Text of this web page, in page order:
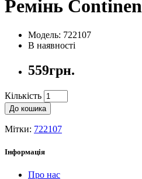
Ремінь
Модель: 722107
В наявності
559грн.
Кількість
До кошика
Мітки: 722107
Інформація
Про нас